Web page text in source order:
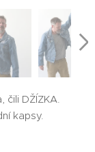
čili DŽÍZKA.
kapsy.